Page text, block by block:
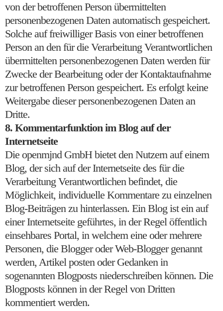
von der betroffenen Person übermittelten
personenbezogenen Daten automatisch gespeichert.
Solche auf freiwilliger Basis von einer betroffenen
Person an den für die Verarbeitung Verantwortlichen
übermittelten personenbezogenen Daten werden für
Zwecke der Bearbeitung oder der Kontaktaufnahme
zur betroffenen Person gespeichert. Es erfolgt keine
Weitergabe dieser personenbezogenen Daten an
Dritte.
8. Kommentarfunktion im Blog auf der
Internetseite
Die openmjnd GmbH bietet den Nutzern auf einem
Blog, der sich auf der Internetseite des für die
Verarbeitung Verantwortlichen befindet, die
Möglichkeit, individuelle Kommentare zu einzelnen
Blog-Beiträgen zu hinterlassen. Ein Blog ist ein auf
einer Internetseite geführtes, in der Regel öffentlich
einsehbares Portal, in welchem eine oder mehrere
Personen, die Blogger oder Web-Blogger genannt
werden, Artikel posten oder Gedanken in
sogenannten Blogposts niederschreiben können. Die
Blogposts können in der Regel von Dritten
kommentiert werden.